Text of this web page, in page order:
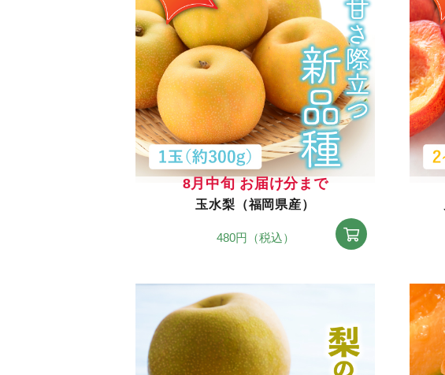
8月中旬 お届け分まで
玉水梨（福岡県産）
480円（税込）